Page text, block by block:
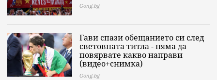
Gong.bg
Гави спази обещанието си след
световната титла - няма да
повярвате какво направи
(видео+снимка)
Gong.bg